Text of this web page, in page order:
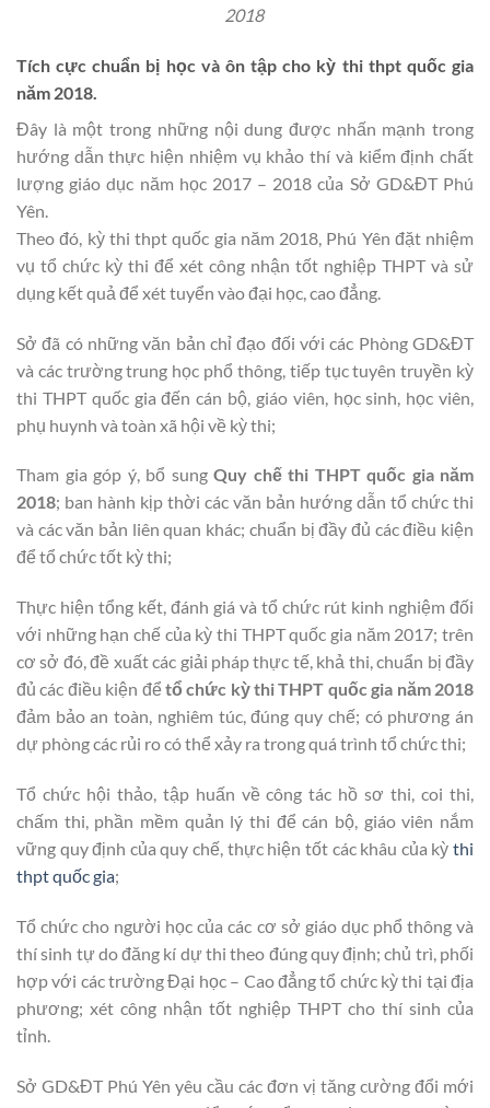
2018
Tích cực chuẩn bị học và ôn tập cho kỳ thi thpt quốc gia
năm 2018.
Đây là một trong những nội dung được nhấn mạnh trong
hướng dẫn thực hiện nhiệm vụ khảo thí và kiểm định chất
lượng giáo dục năm học 2017 – 2018 của Sở GD&ĐT Phú
Yên.
Theo đó, kỳ thi thpt quốc gia năm 2018, Phú Yên đặt nhiệm
vụ tổ chức kỳ thi để xét công nhận tốt nghiệp THPT và sử
dụng kết quả để xét tuyển vào đại học, cao đẳng.
Sở đã có những văn bản chỉ đạo đối với các Phòng GD&ĐT
và các trường trung học phổ thông, tiếp tục tuyên truyền kỳ
thi THPT quốc gia đến cán bộ, giáo viên, học sinh, học viên,
phụ huynh và toàn xã hội về kỳ thi;
Tham gia góp ý, bổ sung Quy chế thi THPT quốc gia năm
2018; ban hành kịp thời các văn bản hướng dẫn tổ chức thi
và các văn bản liên quan khác; chuẩn bị đầy đủ các điều kiện
để tổ chức tốt kỳ thi;
Thực hiện tổng kết, đánh giá và tổ chức rút kinh nghiệm đối
với những hạn chế của kỳ thi THPT quốc gia năm 2017; trên
cơ sở đó, đề xuất các giải pháp thực tế, khả thi, chuẩn bị đầy
đủ các điều kiện để tổ chức kỳ thi THPT quốc gia năm 2018
đảm bảo an toàn, nghiêm túc, đúng quy chế; có phương án
dự phòng các rủi ro có thể xảy ra trong quá trình tổ chức thi;
Tổ chức hội thảo, tập huấn về công tác hồ sơ thi, coi thi,
chấm thi, phần mềm quản lý thi để cán bộ, giáo viên nắm
vững quy định của quy chế, thực hiện tốt các khâu của kỳ thi
thpt quốc gia;
Tổ chức cho người học của các cơ sở giáo dục phổ thông và
thí sinh tự do đăng kí dự thi theo đúng quy định; chủ trì, phối
hợp với các trường Đại học – Cao đẳng tổ chức kỳ thi tại địa
phương; xét công nhận tốt nghiệp THPT cho thí sinh của
tỉnh.
Sở GD&ĐT Phú Yên yêu cầu các đơn vị tăng cường đổi mới